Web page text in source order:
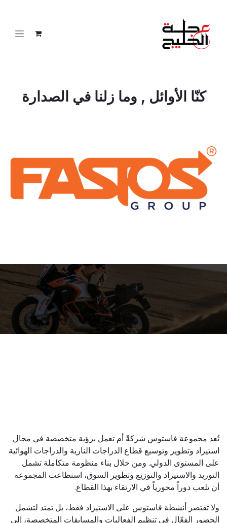
كنّا الأوائل , وما زلنا في الصدارة
تُعد مجموعة فاستوس شركةً أم تعمل برؤية متخصصة في مجال
استيراد وتطوير وتوسيع قطاع الدراجات النارية والدراجات الهوائية
على المستوى الدولي. ومن خلال بناء منظومة متكاملة تشمل
التوريد والاستيراد والتوزيع وتطوير السوق، استطاعت المجموعة
أن تلعب دوراً محورياً في الارتقاء بهذا القطاع.
ولا تقتصر أنشطة فاستوس على الاستيراد فقط، بل تمتد لتشمل
الحضور الفعّال في تنظيم الفعاليات والمسابقات المتخصصة، إلى